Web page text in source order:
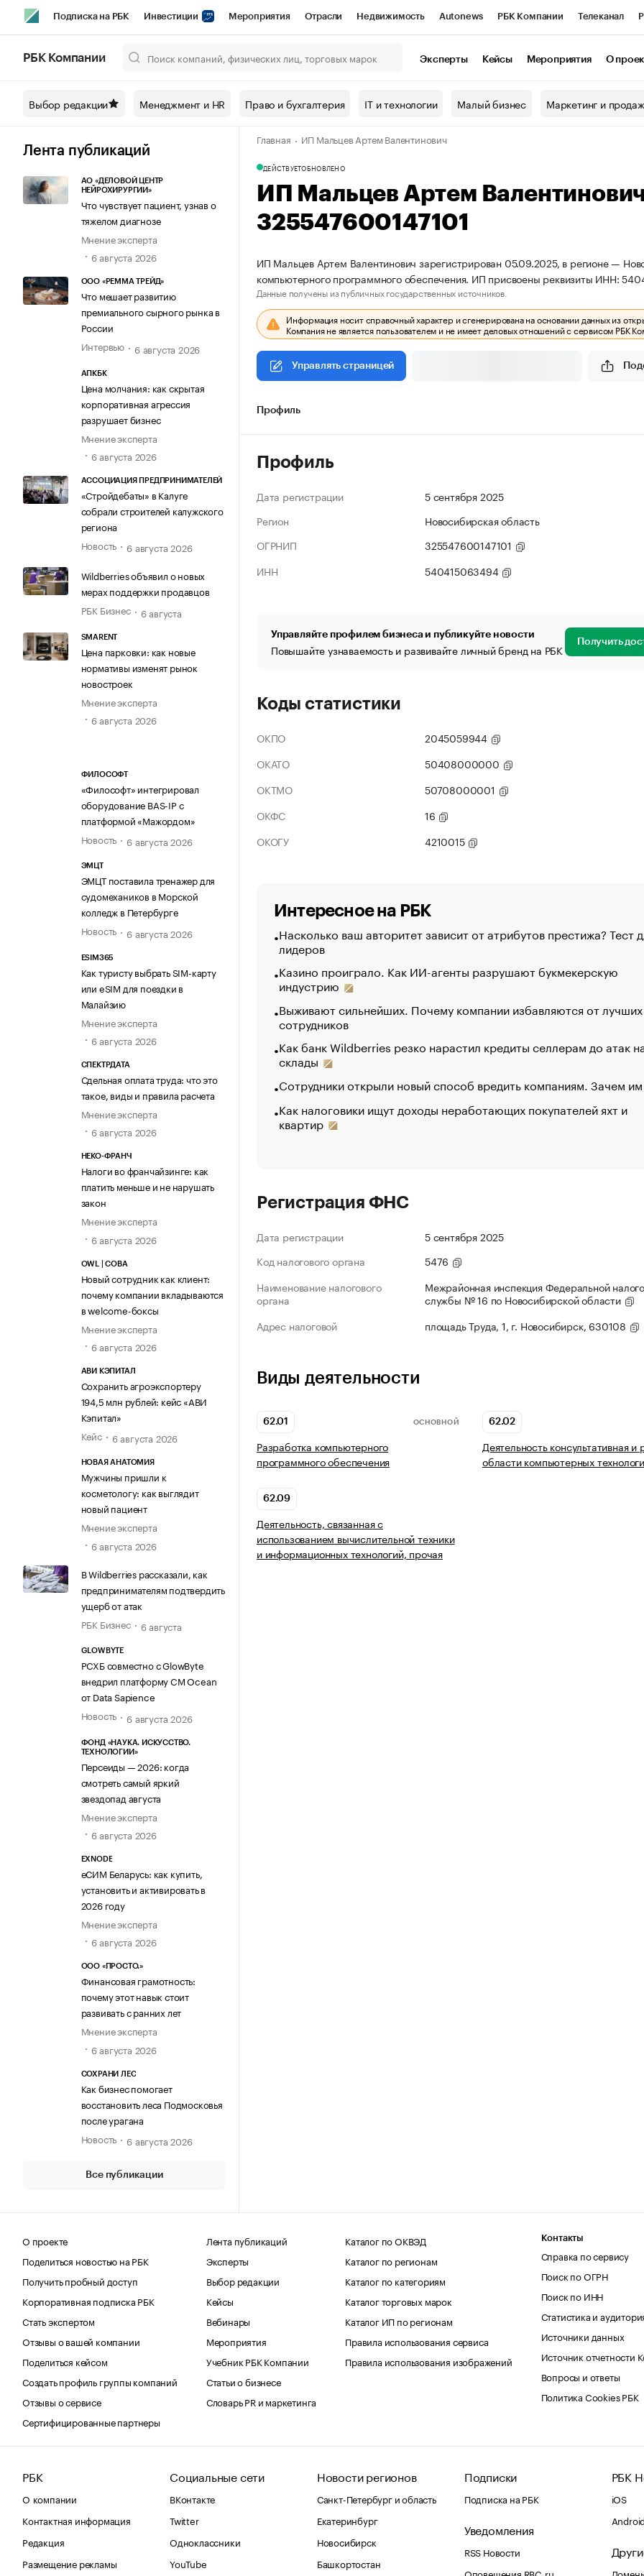
Подписка на РБК Инвестиции Мероприятия Отрасли Недвижимость Autonews РБК Компании Телеканал
Спецпроекты СПб Конференции СПб Спецпроекты Проверка контрагентов
Технологии и медиа Рынок наличной валюты
РБК Компании Эксперты Кейсы Мероприятия О
Выбор редакции Менеджмент и HR Право и бухгалтерия IT и технологии Малый бизнес Маркетинг и
Лента публикаций
АО «ДЕЛОВОЙ ЦЕНТР
НЕЙРОХИРУРГИИ»
Что чувствует пациент, узнав о
тяжелом диагнозе
Мнение эксперта
6 августа 2026
ООО «РЕММА ТРЕЙД»
Что мешает развитию
премиального сырного рынка в
России
Интервью
6 августа 2026
АПКБК
Цена молчания: как скрытая
корпоративная агрессия
разрушает бизнес
Мнение эксперта
6 августа 2026
АССОЦИАЦИЯ ПРЕДПРИНИМАТЕЛЕЙ
«Стройдебаты» в Калуге
собрали строителей калужского
региона
Новость
6 августа 2026
Wildberries объявил о новых
мерах поддержки продавцов
РБК Бизнес
6 августа
SMARENT
Цена парковки: как новые
нормативы изменят рынок
новостроек
Мнение эксперта
6 августа 2026
ФИЛОСОФТ
«Философт» интегрировал
оборудование BAS-IP с
платформой «Мажордом»
Новость
6 августа 2026
ЭМЦТ
ЭМЦТ поставила тренажер для
судомехаников в Морской
колледж в Петербурге
Новость
6 августа 2026
ESIM365
Как туристу выбрать SIM-карту
или eSIM для поездки в
Малайзию
Мнение эксперта
6 августа 2026
СПЕКТРДАТА
Сдельная оплата труда: что это
такое, виды и правила расчета
Мнение эксперта
6 августа 2026
НЕКО-ФРАНЧ
Налоги во франчайзинге: как
платить меньше и не нарушать
закон
Мнение эксперта
6 августа 2026
OWL | СОВА
Новый сотрудник как клиент:
почему компании вкладываются
в welcome-боксы
Мнение эксперта
6 августа 2026
АВИ КЭПИТАЛ
Сохранить агроэкспортеру
194,5 млн рублей: кейс «АВИ
Кэпитал»
Кейс
6 августа 2026
НОВАЯ АНАТОМИЯ
Мужчины пришли к
косметологу: как выглядит
новый пациент
Мнение эксперта
6 августа 2026
В Wildberries рассказали, как
предпринимателям подтвердить
ущерб от атак
РБК Бизнес
6 августа
GLOWBYTE
РСХБ совместно с GlowByte
внедрил платформу CM Ocean
от Data Sapience
Новость
6 августа 2026
ФОНД «НАУКА. ИСКУССТВО.
ТЕХНОЛОГИИ»
Персеиды — 2026: когда
смотреть самый яркий
звездопад августа
Мнение эксперта
6 августа 2026
EXNODE
еСИМ Беларусь: как купить,
установить и активировать в
2026 году
Мнение эксперта
6 августа 2026
ООО «ПРОСТО.»
Финансовая грамотность:
почему этот навык стоит
развивать с ранних лет
Мнение эксперта
6 августа 2026
СОХРАНИ ЛЕС
Как бизнес помогает
восстановить леса Подмосковья
после урагана
Новость
6 августа 2026
Все публикации
Главная ИП Мальцев Артем Валентинович
ДЕЙСТВУЕТОБНОВЛЕНО
ИП Мальцев Артем
325547600147101
ИП Мальцев Артем Валентинович зарегистрирован 05.09.2025, в регионе —
компьютерного программного обеспечения. ИП присвоены реквизиты ИНН:
Данные получены из публичных государственных источников.
Информация носит справочный характер и сгенерирована на основании данных из
Компания не является пользователем и не имеет деловых отношений с сервисом РБК
Управлять страницей
Профиль
Профиль
Дата регистрации
5 сентября 2025
Регион
Новосибирская область
ОГРНИП
325547600147101
ИНН
540415063494
Управляйте профилем бизнеса и публикуйте новости
Повышайте узнаваемость и развивайте личный бренд на РБК Получить
Коды статистики
ОКПО
2045059944
ОКАТО
50408000000
ОКТМО
50708000001
ОКФС
16
ОКОГУ
4210015
Интересное на РБК
Насколько ваш авторитет зависит от атрибутов престижа? Тест
лидеров
Казино проиграло. Как ИИ-агенты разрушают букмекерскую
индустрию
Выживают сильнейших. Почему компании избавляются от лучших
сотрудников
Как банк Wildberries резко нарастил кредиты селлерам до атак
склады
Сотрудники открыли новый способ вредить компаниям. Зачем
Как налоговики ищут доходы неработающих покупателей яхт и
квартир
Регистрация ФНС
Дата регистрации
5 сентября 2025
Код налогового органа
5476
Наименование налогового
органа
Межрайонная инспекция Федеральной
службы № 16 по Новосибирской области
Адрес налоговой
площадь Труда, 1, г. Новосибирск, 630108
Виды деятельности
62.01 ОСНОВНОЙ
Разработка компьютерного
программного обеспечения
62.02
Деятельность консультативная и
области компьютерных
62.09
Деятельность, связанная с
использованием вычислительной техники
и информационных технологий, прочая
О проекте
Поделиться новостью на РБК
Получить пробный доступ
Корпоративная подписка РБК
Стать экспертом
Отзывы о вашей компании
Поделиться кейсом
Создать профиль группы компаний
Отзывы о сервисе
Сертифицированные партнеры
Лента публикаций
Эксперты
Выбор редакции
Кейсы
Вебинары
Мероприятия
Учебник РБК Компании
Статьи о бизнесе
Словарь PR и маркетинга
Каталог по ОКВЭД
Каталог по регионам
Каталог по категориям
Каталог торговых марок
Каталог ИП по регионам
Правила использования сервиса
Правила использования изображений
Контакты
Справка по сервису
Поиск по ОГРН
Поиск по ИНН
Статистика и
Источники данных
Источник отчетности
Вопросы и ответы
Политика Cookies РБК
РБК
О компании
Контактная информация
Редакция
Размещение рекламы
Социальные сети
ВКонтакте
Twitter
Одноклассники
YouTube
Новости регионов
Санкт-Петербург и область
Екатеринбург
Новосибирск
Башкортостан
Подписки
Подписка на РБК
Уведомления
RSS Новости
Оповещения RBC.ru
РБК
iOS